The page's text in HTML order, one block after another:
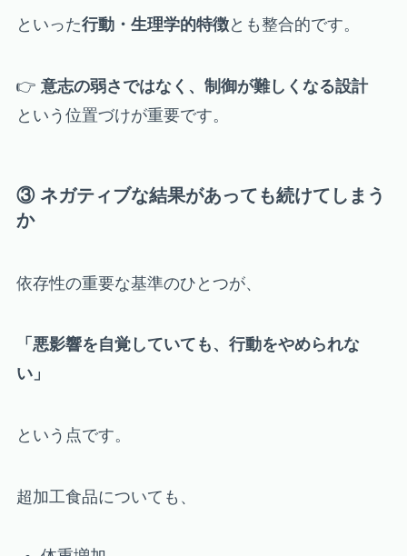
といった行動・生理学的特徴とも整合的です。
👉 意志の弱さではなく、制御が難しくなる設計
という位置づけが重要です。
③ ネガティブな結果があっても続けてしまう
か
依存性の重要な基準のひとつが、
「悪影響を自覚していても、行動をやめられな
い」
という点です。
超加工食品についても、